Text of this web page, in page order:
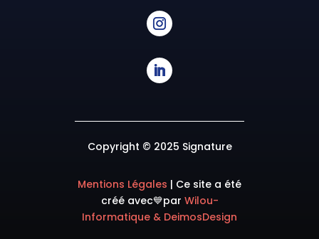
Copyright © 2025 Signature
Mentions Légales | Ce site a été
créé avec💙par Wilou-
Informatique & DeimosDesign